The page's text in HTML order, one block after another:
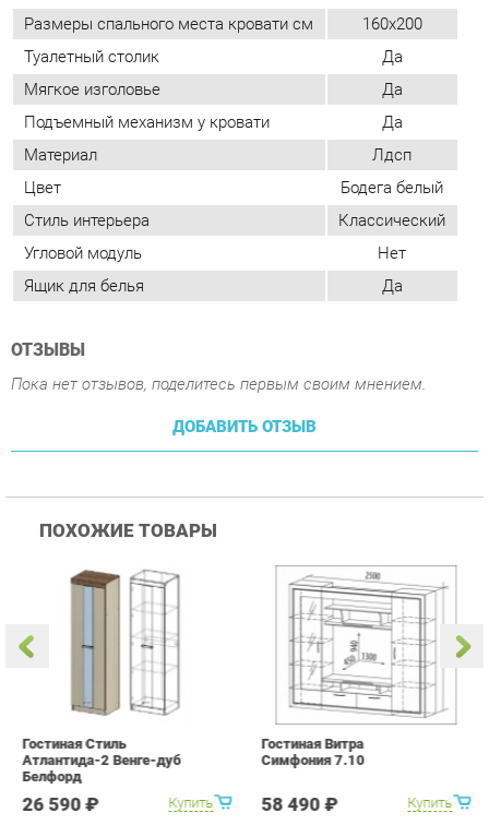
Материал
Лдсп
Цвет
Бодега белый
Стиль интерьера
Классический
Угловой модуль
Нет
Ящик для белья Да
ОТЗЫВЫ
Пока нет отзывов, поделитесь первым своим мнением.
ПОХОЖИЕ ТОВАРЫ
Купить
Гостиная Стиль
Атлантида-2 Венге-дуб
26 590 ₽ Купить
Гостиная Витра
Симфония 7.10
58 490 ₽
+7 (950) 194-11-04
КАТАЛОГ
Коллекции
Кухонные гарнитуры
ИНФОРМАЦИЯ
Контакты